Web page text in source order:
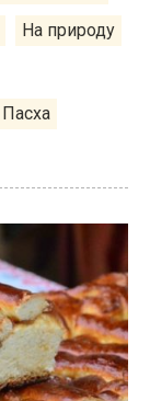
На природу
Пасха